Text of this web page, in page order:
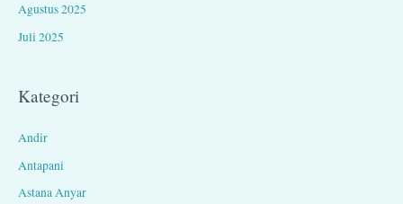
Agustus 2025
Juli 2025
Kategori
Andir
Antapani
Astana Anyar